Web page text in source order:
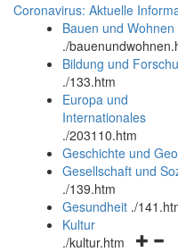
Coronavirus: Aktuelle
Bauen und Wohnen
./
Bildung und
./133.htm
Europa und
Internationales
./203110.htm
Geschichte und
Gesellschaft und
./139.htm
Gesundheit ./
Kultur
./kultur.htm